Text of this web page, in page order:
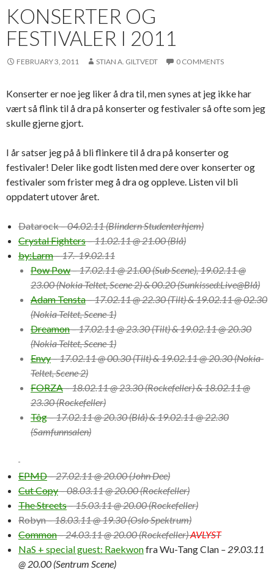
KONSERTER OG
FESTIVALER I 2011
FEBRUARY 3, 2011 STIAN A. GILTVEDT 0 COMMENTS
Konserter er noe jeg liker å dra til, men synes at jeg ikke har
vært så flink til å dra på konserter og festivaler så ofte som jeg
skulle gjerne gjort.
I år satser jeg på å bli flinkere til å dra på konserter og
festivaler! Deler like godt listen med dere over konserter og
festivaler som frister meg å dra og oppleve. Listen vil bli
oppdatert utover året.
Datarock– 04.02.11 (Blindern Studenterhjem)
Crystal Fighters– 11.02.11 @ 21.00 (Blå)
by:Larm– 17.–19.02.11
Pow Pow– 17.02.11 @ 21.00 (Sub Scene), 19.02.11 @
23.00 (Nokia-Teltet, Scene 2) & 00.20 (Sunkissed:Live@Blå)
Adam Tensta– 17.02.11 @ 22.30 (Tilt) & 19.02.11 @ 02.30
(Nokia-Teltet, Scene 1)
Dreamon– 17.02.11 @ 23.30 (Tilt) & 19.02.11 @ 20.30
(Nokia-Teltet, Scene 1)
Envy– 17.02.11 @ 00.30 (Tilt) & 19.02.11 @ 20.30 (Nokia-
Teltet, Scene 2)
FORZA– 18.02.11 @ 23.30 (Rockefeller) & 18.02.11 @
23.30 (Rockefeller)
Tôg– 17.02.11 @ 20.30 (Blå) & 19.02.11 @ 22.30
(Samfunnsalen)
EPMD– 27.02.11 @ 20.00 (John Dee)
Cut Copy– 08.03.11 @ 20.00 (Rockefeller)
The Streets– 15.03.11 @ 20.00 (Rockefeller)
Robyn– 18.03.11 @ 19.30 (Oslo Spektrum)
Common– 24.03.11 @ 20.00 (Rockefeller)AVLYST
NaS + special guest: Raekwonfra Wu-Tang Clan – 29.03.11
@ 20.00 (Sentrum Scene)